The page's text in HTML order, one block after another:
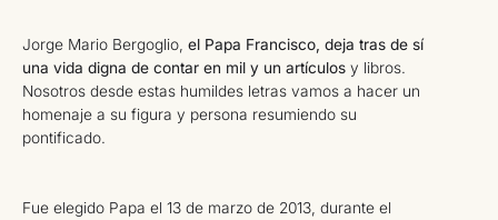
Jorge Mario Bergoglio, el Papa Francisco, deja tras de sí
una vida digna de contar en mil y un artículos y libros.
Nosotros desde estas humildes letras vamos a hacer un
homenaje a su figura y persona resumiendo su
pontificado.
Fue elegido Papa el 13 de marzo de 2013, durante el